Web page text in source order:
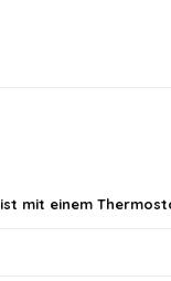
ist mit einem